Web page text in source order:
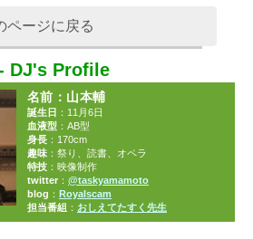
ページに戻る
DJ's Profile
名前 ：山本輔
誕生日 ：11月6日
血液型：AB型
身長：170cm
趣味：祭り、読書、オペラ
特技：映像制作
twitter： @taskyamamoto
blog ： Royalscam
担当番組 ： おしえてたすく先生